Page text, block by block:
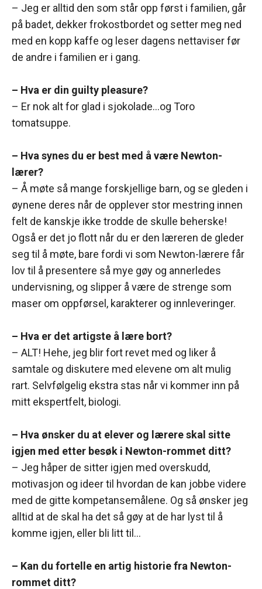
– Jeg er alltid den som står opp først i familien, går
på badet, dekker frokostbordet og setter meg ned
med en kopp kaffe og leser dagens nettaviser før
de andre i familien er i gang.
– Hva er din guilty pleasure?
– Er nok alt for glad i sjokolade…og Toro
tomatsuppe.
– Hva synes du er best med å være Newton-
lærer?
– Å møte så mange forskjellige barn, og se gleden i
øynene deres når de opplever stor mestring innen
felt de kanskje ikke trodde de skulle beherske!
Også er det jo flott når du er den læreren de gleder
seg til å møte, bare fordi vi som Newton-lærere får
lov til å presentere så mye gøy og annerledes
undervisning, og slipper å være de strenge som
maser om oppførsel, karakterer og innleveringer.
– Hva er det artigste å lære bort?
– ALT! Hehe, jeg blir fort revet med og liker å
samtale og diskutere med elevene om alt mulig
rart. Selvfølgelig ekstra stas når vi kommer inn på
mitt ekspertfelt, biologi.
– Hva ønsker du at elever og lærere skal sitte
igjen med etter besøk i Newton-rommet ditt?
– Jeg håper de sitter igjen med overskudd,
motivasjon og ideer til hvordan de kan jobbe videre
med de gitte kompetansemålene. Og så ønsker jeg
alltid at de skal ha det så gøy at de har lyst til å
komme igjen, eller bli litt til…
– Kan du fortelle en artig historie fra Newton-
rommet ditt?